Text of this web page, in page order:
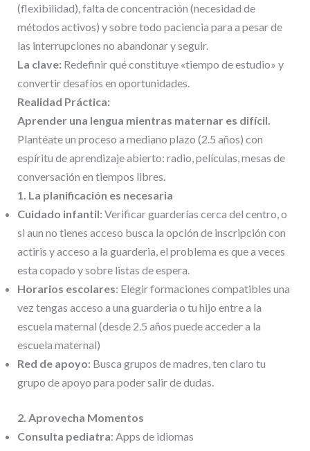
(flexibilidad), falta de concentración (necesidad de
métodos activos) y sobre todo paciencia para a pesar de
las interrupciones no abandonar y seguir.
La clave: Redefinir qué constituye «tiempo de estudio» y
convertir desafíos en oportunidades.
Realidad Práctica:
Aprender una lengua mientras maternar es difícil.
Plantéate un proceso a mediano plazo (2.5 años) con
espíritu de aprendizaje abierto: radio, películas, mesas de
conversación en tiempos libres.
1. La planificación es necesaria
Cuidado infantil: Verificar guarderías cerca del centro, o
si aun no tienes acceso busca la opción de inscripción con
actiris y acceso a la guarderia, el problema es que a veces
esta copado y sobre listas de espera.
Horarios escolares: Elegir formaciones compatibles una
vez tengas acceso a una guarderia o tu hijo entre a la
escuela maternal (desde 2.5 años puede acceder a la
escuela maternal)
Red de apoyo: Busca grupos de madres, ten claro tu
grupo de apoyo para poder salir de dudas.
2. Aprovecha Momentos
Consulta pediatra: Apps de idiomas